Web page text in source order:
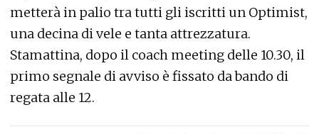
metterà in palio tra tutti gli iscritti un Optimist,
una decina di vele e tanta attrezzatura.
Stamattina, dopo il coach meeting delle 10.30, il
primo segnale di avviso è fissato da bando di
regata alle 12.